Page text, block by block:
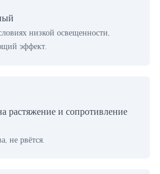
низкой освещенности,
эффект.
растяжение и сопротивление
не рвётся.